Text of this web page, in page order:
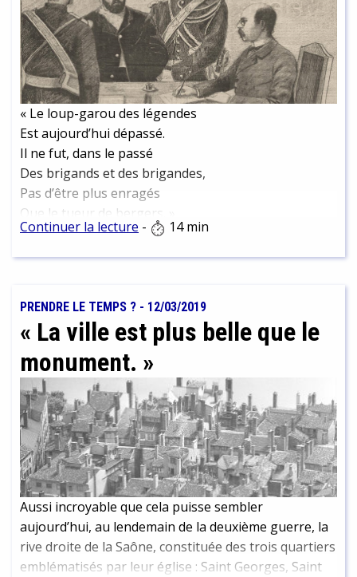
cimetières ont nécessairement une histoire...
« Le loup-garou des légendes
Est aujourd’hui dépassé.
Il ne fut, dans le passé
Des brigands et des brigandes,
Pas d’être plus enragés
Que le tueur de bergers. »
Continuer la lecture - 14 min
PRENDRE LE TEMPS ? - 12/03/2019
« La ville est plus belle que le
monument. »
Aussi incroyable que cela puisse sembler
aujourd’hui, au lendemain de la deuxième guerre, la
rive droite de la Saône, constituée des trois quartiers
emblématisés par leur église : Saint Georges, Saint